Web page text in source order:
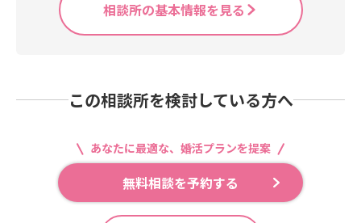
相談所の基本情報を見る
この相談所を検討している方へ
あなたに最適な、婚活プランを提案
無料相談を予約する